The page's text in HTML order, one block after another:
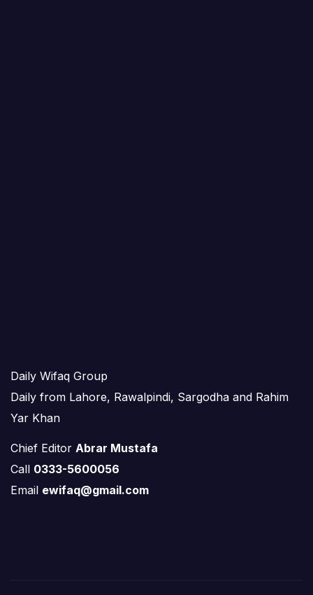
Daily Wifaq Group
Daily from Lahore, Rawalpindi, Sargodha and Rahim
Yar Khan
Chief Editor Abrar Mustafa
Call 0333-5600056
Email ewifaq@gmail.com